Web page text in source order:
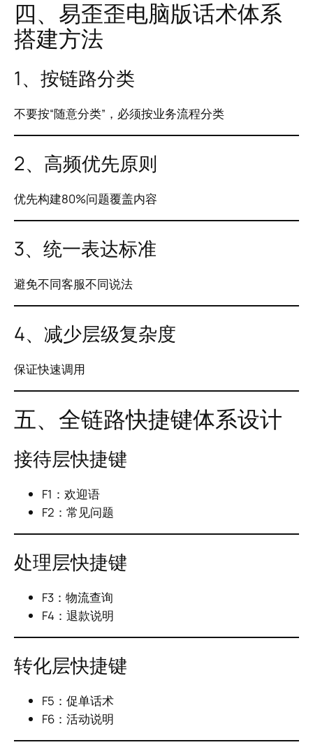
四、易歪歪电脑版话术体系
搭建方法
1、按链路分类
不要按“随意分类”，必须按业务流程分类
2、高频优先原则
优先构建80%问题覆盖内容
3、统一表达标准
避免不同客服不同说法
4、减少层级复杂度
保证快速调用
五、全链路快捷键体系设计
接待层快捷键
F1：欢迎语
F2：常见问题
处理层快捷键
F3：物流查询
F4：退款说明
转化层快捷键
F5：促单话术
F6：活动说明